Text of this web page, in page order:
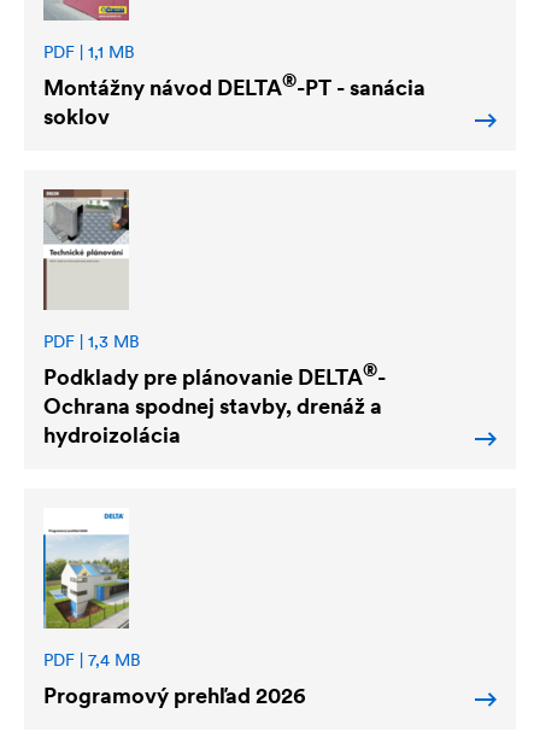
PDF | 1,1 MB
Montážny návod DELTA®-PT - sanácia
soklov
PDF | 1,3 MB
Podklady pre plánovanie DELTA®-
Ochrana spodnej stavby, drenáž a
hydroizolácia
PDF | 7,4 MB
Programový prehľad 2026